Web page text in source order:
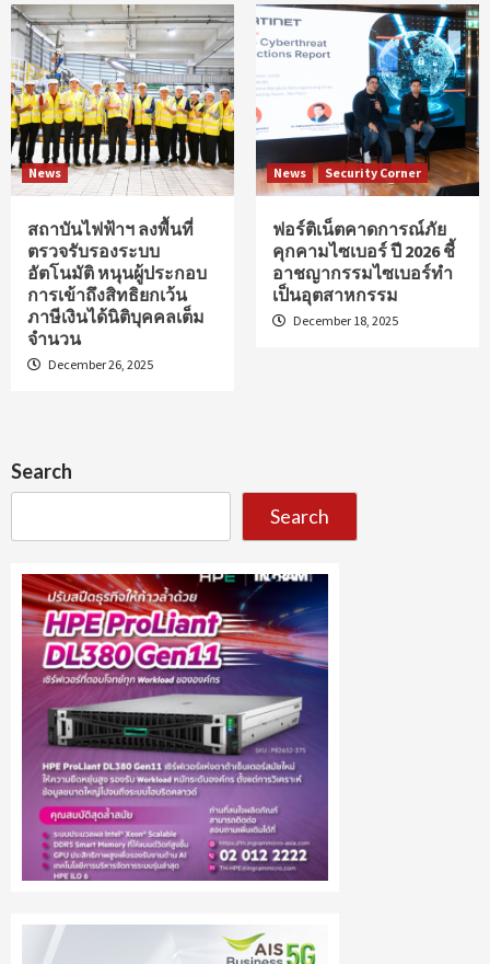
News
สถาบันไฟฟ้าฯ ลงพื้นที่
ตรวจรับรองระบบ
อัตโนมัติ หนุนผู้ประกอบ
การเข้าถึงสิทธิยกเว้น
ภาษีเงินได้นิติบุคคลเต็ม
จำนวน
December 26, 2025
News Security Corner
ฟอร์ติเน็ตคาดการณ์ภัย
คุกคามไซเบอร์ ปี 2026 ชี้
อาชญากรรมไซเบอร์ทำ
เป็นอุตสาหกรรม
December 18, 2025
Search
Search